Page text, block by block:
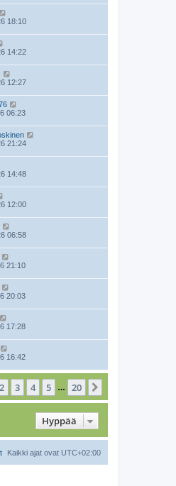
18:10
14:22
12:27
06:23
21:24
14:48
12:00
06:58
21:10
20:03
17:28
16:42
20
2 3 4 5 … 20
Hyppää
Kaikki ajat ovat UTC+02:00